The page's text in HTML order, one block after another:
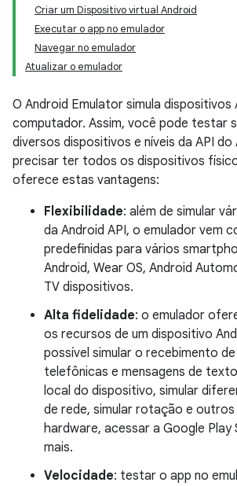
Criar um Dispositivo virtual Android
Executar o app no emulador
Navegar no emulador
Atualizar o emulador
O Android Emulator simula dispositivos
computador. Assim, você pode testar
diversos dispositivos e níveis da API do
precisar ter todos os dispositivos
oferece estas vantagens:
Flexibilidade: além de simular
da Android API, o emulador vem
predefinidas para vários
Android, Wear OS, Android
TV dispositivos.
Alta fidelidade: o emulador
os recursos de um dispositivo
possível simular o recebimento
telefônicas e mensagens de
local do dispositivo, simular
de rede, simular rotação e outros
hardware, acessar a Google Play
mais.
Velocidade: testar o app no